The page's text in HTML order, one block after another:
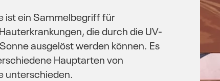
ist ein Sammelbegriff für
die durch die UV-
ausgelöst werden können. Es
Hauptarten von
unterschieden.